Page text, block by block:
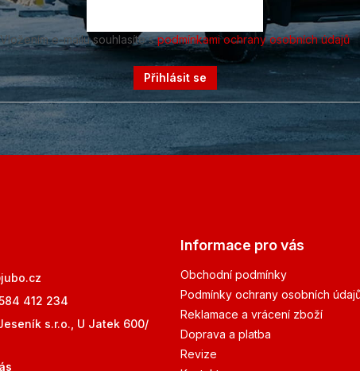
Vložením e-mailu souhlasíte spodmínkami ochrany osobních údajů
Přihlásit se
jubo.cz
412 234
s.r.o., U Jatek 600/
Informace pro vás
Obchodní podmínky
Podmínky ochrany osobních
Reklamace a vrácení zboží
Doprava a platba
Revize